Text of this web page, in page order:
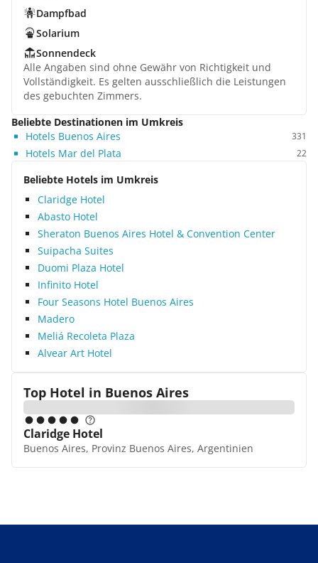
Dampfbad
Solarium
Sonnendeck
Alle Angaben sind ohne Gewähr von Richtigkeit und
Vollständigkeit. Es gelten ausschließlich die Leistungen
des gebuchten Zimmers.
Beliebte Destinationen im Umkreis
Hotels Buenos Aires
331
Hotels Mar del Plata 22
Beliebte Hotels im Umkreis
Claridge Hotel
Abasto Hotel
Sheraton Buenos Aires Hotel & Convention Center
Suipacha Suites
Duomi Plaza Hotel
Infinito Hotel
Four Seasons Hotel Buenos Aires
Madero
Meliá Recoleta Plaza
Alvear Art Hotel
Top Hotel in Buenos Aires
Claridge Hotel
Buenos Aires, Provinz Buenos Aires, Argentinien